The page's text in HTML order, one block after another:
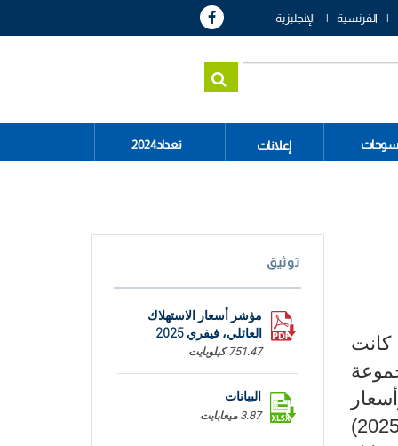
الفرنسية الإنجليزية
إعلانات تعداد2024
الى مستوى 5,7% بعد ان كانت
2025 مقابل 7.1% خلال شهر جانفي 2025) وأسعار
مجموعة خدمات الصحة (4% خلال شهر فيفري 2025 مقابل 9.1% خلال شهر جانفي 2025)
توثيق
مؤشر أسعار الاستهلاك
العائلي، فيفري 2025
751.47 كيلوبايت
البيانات
3.87 ميغابايت